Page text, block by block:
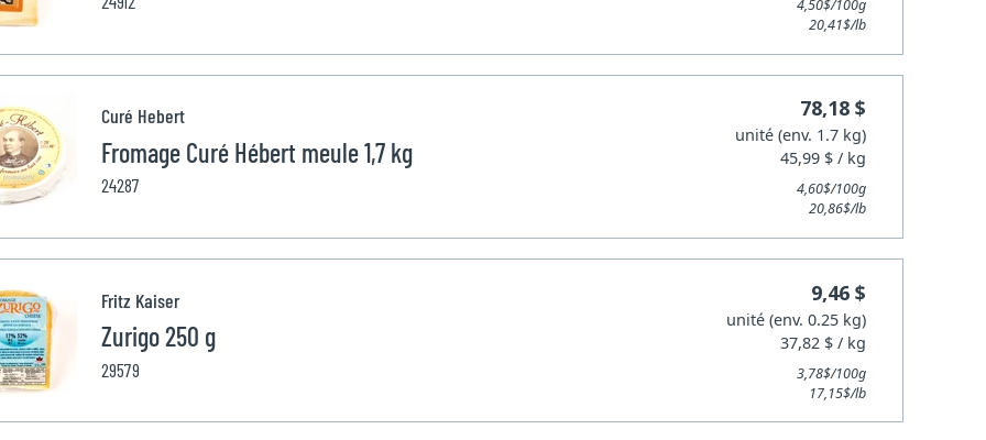
4,50$/100g
20,41$/lb
Curé Hebert
Fromage Curé Hébert meule 1,7 kg
24287
78,18 $
unité (env. 1.7 kg)
45,99 $ / kg
4,60$/100g
20,86$/lb
Fritz Kaiser
Zurigo 250 g
29579
9,46 $
unité (env. 0.25 kg)
37,82 $ / kg
3,78$/100g
17,15$/lb